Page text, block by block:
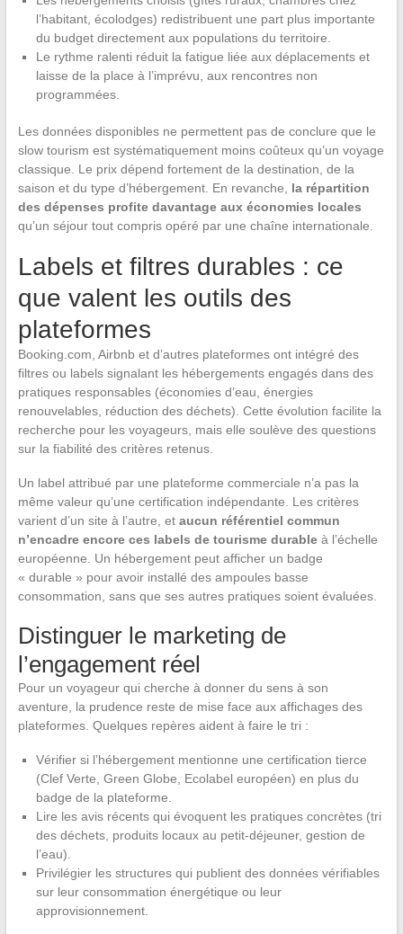
l’habitant, écolodges) redistribuent une part plus importante
du budget directement aux populations du territoire.
Le rythme ralenti réduit la fatigue liée aux déplacements et
laisse de la place à l’imprévu, aux rencontres non
programmées.
Les données disponibles ne permettent pas de conclure que le
slow tourism est systématiquement moins coûteux qu’un voyage
classique. Le prix dépend fortement de la destination, de la
saison et du type d’hébergement. En revanche, la répartition
des dépenses profite davantage aux économies locales
qu’un séjour tout compris opéré par une chaîne internationale.
Labels et filtres durables : ce
que valent les outils des
plateformes
Booking.com, Airbnb et d’autres plateformes ont intégré des
filtres ou labels signalant les hébergements engagés dans des
pratiques responsables (économies d’eau, énergies
renouvelables, réduction des déchets). Cette évolution facilite la
recherche pour les voyageurs, mais elle soulève des questions
sur la fiabilité des critères retenus.
Un label attribué par une plateforme commerciale n’a pas la
même valeur qu’une certification indépendante. Les critères
varient d’un site à l’autre, et aucun référentiel commun
n’encadre encore ces labels de tourisme durableà l’échelle
européenne. Un hébergement peut afficher un badge
« durable » pour avoir installé des ampoules basse
consommation, sans que ses autres pratiques soient évaluées.
Distinguer le marketing de
l’engagement réel
Pour un voyageur qui cherche à donner du sens à son
aventure, la prudence reste de mise face aux affichages des
plateformes. Quelques repères aident à faire le tri :
Vérifier si l’hébergement mentionne une certification tierce
(Clef Verte, Green Globe, Ecolabel européen) en plus du
badge de la plateforme.
Lire les avis récents qui évoquent les pratiques concrètes (tri
des déchets, produits locaux au petit-déjeuner, gestion de
l’eau).
Privilégier les structures qui publient des données vérifiables
sur leur consommation énergétique ou leur
approvisionnement.